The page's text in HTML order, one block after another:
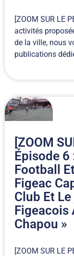
[ZOOM SUR LE
activités
de la ville, nous
publications
[ZOOM SUR LE PÉRISCOLAIRE]
Épisode 6
Football
Figeac
Club Et
Figeacois
Chapou »
[ZOOM SUR LE